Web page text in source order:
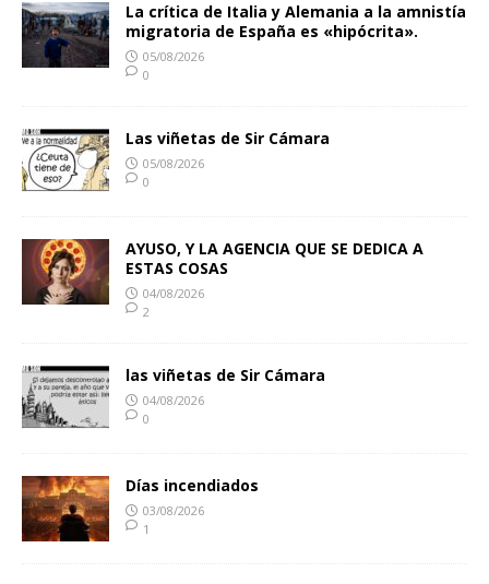
La crítica de Italia y Alemania a la amnistía
migratoria de España es «hipócrita».
05/08/2026
0
Las viñetas de Sir Cámara
05/08/2026
0
AYUSO, Y LA AGENCIA QUE SE DEDICA A
ESTAS COSAS
04/08/2026
2
las viñetas de Sir Cámara
04/08/2026
0
Días incendiados
03/08/2026
1